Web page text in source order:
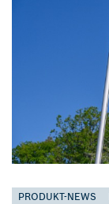
PRODUKT-NEWS